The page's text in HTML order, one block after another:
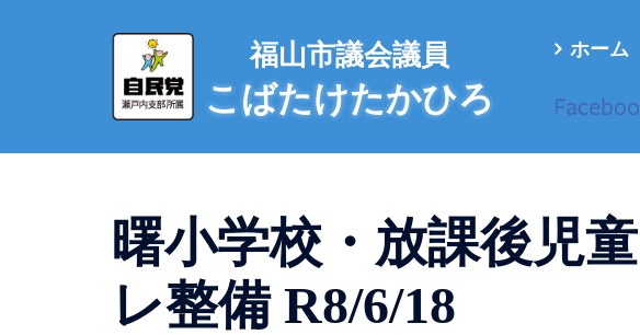
へ
福山市議会議員
こばたけたかひろ
ホーム
曙小学校・放課後児
レ整備 R8/6/18